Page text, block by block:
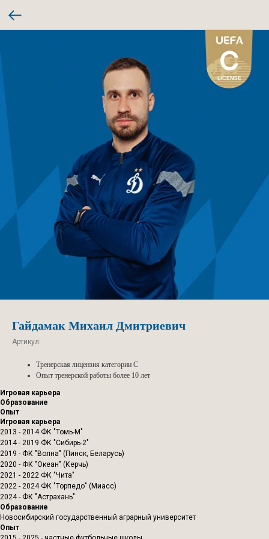
Гайдамак Михаил Дмитриевич
Артикул:
Тренерская лицензия категории С
Опыт тренерской работы более 10 лет
Игровая карьера
Образование
Опыт
Игровая карьера
2013 - 2014 ФК "Томь-М"
2014 - 2019 ФК "Сибирь-2"
2019 - ФК "Волна" (Пинск, Беларусь)
2020 - ФК "Океан" (Керчь)
2021 - 2022 ФК "Чита"
2022 - 2024 ФК "Торпедо" (Миасс)
2024 - ФК "Астрахань"
Образование
Новосибирский государственный аграрный университет
Опыт